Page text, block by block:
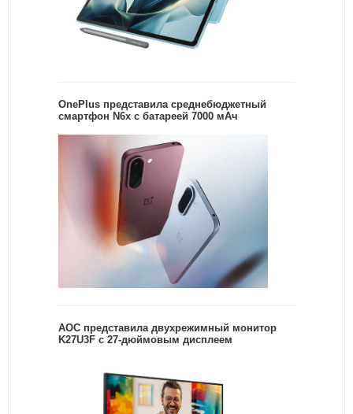
OnePlus представила среднебюджетный
смартфон N6x с батареей 7000 мАч
AOC представила двухрежимный монитор
K27U3F с 27-дюймовым дисплеем